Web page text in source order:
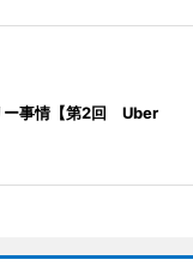
ー事情【第2回 Uber